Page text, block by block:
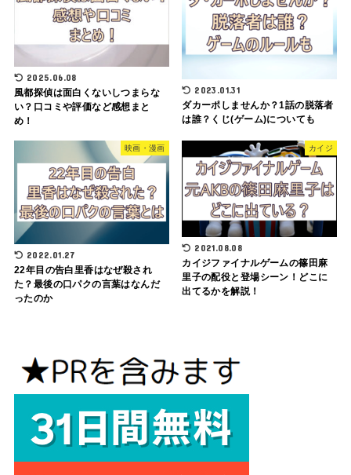
2025.06.08
風都探偵は面白くないしつまらな
い？口コミや評価など感想まと
め！
2023.01.31
ダカーポしませんか？1話の脱落者
は誰？くじ(ゲーム)についても
映画・漫画
2022.01.27
22年目の告白里香はなぜ殺され
た？最後の口パクの言葉はなんだ
ったのか
カイジ
2021.08.08
カイジファイナルゲームの篠田麻
里子の配役と登場シーン！どこに
出てるかを解説！